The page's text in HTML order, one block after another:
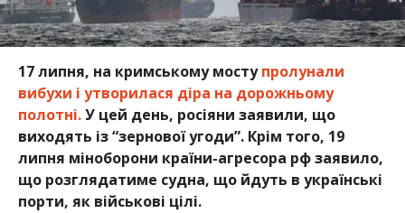
17 липня, на кримському моступролунали
вибухи і утворилася діра на дорожньому
полотні.У цей день, росіяни заявили, що
виходять із “зернової угоди”. Крім того, 19
липня міноборони країни-агресора рф заявило,
що розглядатиме судна, що йдуть в українські
порти, як військові цілі.